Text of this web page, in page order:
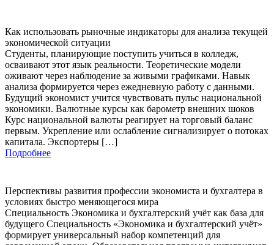
Как использовать рыночные индикаторы для анализа текущей
экономической ситуации
Студенты, планирующие поступить учиться в колледж,
осваивают этот язык реальности. Теоретические модели
оживают через наблюдение за живыми графиками. Навык
анализа формируется через ежедневную работу с данными.
Будущий экономист учится чувствовать пульс национальной
экономики. Валютные курсы как барометр внешних шоков
Курс национальной валюты реагирует на торговый баланс
первым. Укрепление или ослабление сигнализирует о потоках
капитала. Экспортеры […]
Подробнее
Перспективы развития профессии экономиста и бухгалтера в
условиях быстро меняющегося мира
Специальность Экономика и бухгалтерский учёт как база для
будущего Специальность «Экономика и бухгалтерский учёт»
формирует универсальный набор компетенций для